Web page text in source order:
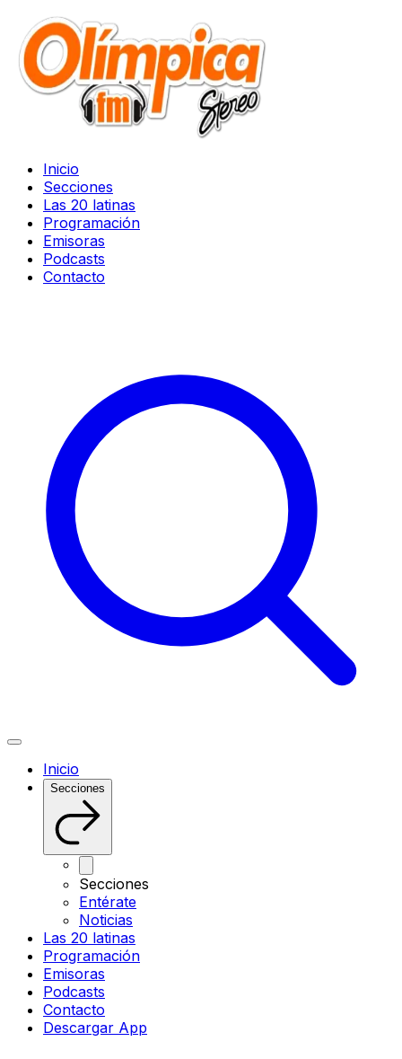
Inicio
Secciones
Las 20 latinas
Programación
Emisoras
Podcasts
Contacto
Inicio
Secciones
Secciones
Entérate
Noticias
Las 20 latinas
Programación
Emisoras
Podcasts
Contacto
Descargar App